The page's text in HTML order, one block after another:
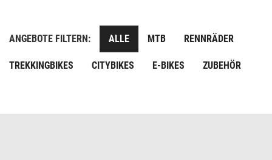
ANGEBOTE FILTERN: ALLE MTB RENNRÄDER
TREKKINGBIKES CITYBIKES E-BIKES ZUBEHÖR